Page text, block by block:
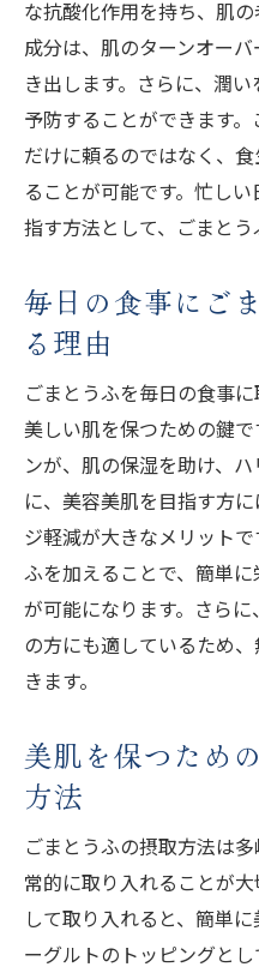
肌の透明感を高
美容美肌ごまと
果
ビタミンEとセサミ
ビタミンEの抗
セサミンがもた
ごまとうふに含
係
美容美肌ごまと
チ
ごまとうふで日常的
ごまとうふを使
チン
乾燥肌に効果的
ごまとうふで肌
ング
美容美肌ごまとうふ
探る
ごまとうふの栄
な抗酸化作用を持ち、肌
成分は、肌のターンオー
き出します。さらに、潤
予防することができます
だけに頼るのではなく、
ることが可能です。忙し
指す方法として、ごまとう
毎日の食事にご
る理由
ごまとうふを毎日の食事
美しい肌を保つための鍵
ンが、肌の保湿を助け、
に、美容美肌を目指す方
ジ軽減が大きなメリット
ふを加えることで、簡単
が可能になります。さら
の方にも適しているため
きます。
美肌を保つため
方法
ごまとうふの摂取方法は
常的に取り入れることが
して取り入れると、簡単
ーグルトのトッピングと